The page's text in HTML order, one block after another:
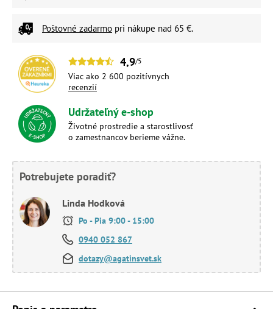
Poštovné zadarmo pri nákupe nad 65 €.
4,9/5
Viac ako 2 600 pozitívnych
recenzií
Udržateľný e-shop
Životné prostredie a starostlivosť
o zamestnancov berieme vážne.
Potrebujete poradiť?
Linda Hodková
Po - Pia 9:00 - 15:00
0940 052 867
dotazy@agatinsvet.sk